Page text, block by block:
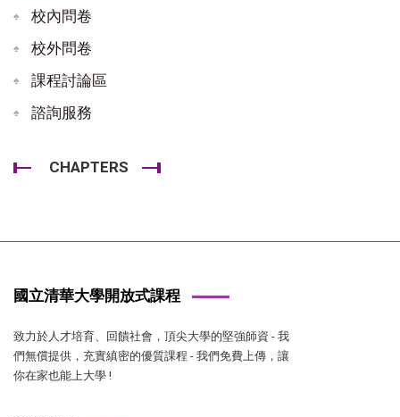
校內問卷
校外問卷
課程討論區
諮詢服務
CHAPTERS
國立清華大學開放式課程
致力於人才培育、回饋社會，頂尖大學的堅強師資 - 我
們無償提供，充實縝密的優質課程 - 我們免費上傳，讓
你在家也能上大學 !